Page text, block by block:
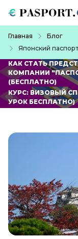
Главная
Блог
Японский
КАК СТАТЬ
КОМПАНИИ
(БЕСПЛАТНО)
КУРС: ВИЗОВЫЙ
УРОК БЕСПЛАТНО)